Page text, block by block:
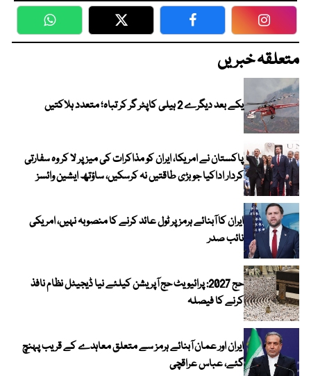
WhatsApp Twitter Facebook
متعلقہ خبریں
یکے بعد دیگرے 2 ہیلی کاپٹر گر کر تباہ؛ متعدد ہلاکتیں
پاکستان نے امریکا، ایران کو مذاکرات کی میز پر لا کر وہ سفارتی
کردار اداکیا جو بڑی طاقتیں نہ کرسکیں، ساؤتھ ایشین وائسز
ایران کا آبنائے ہرمز پر ٹول عائد کرنے کا منصوبہ نہیں، امریکی
نائب صدر
حج 2027: پرائیویٹ حج آپریشن کیلئے نیا ڈیجیٹل نظام نافذ
کرنے کا فیصلہ
ایران اور عمان آبنائے ہرمز سے متعلق معاہدے کے قریب پہنچ
گئے، عباس عراقچی